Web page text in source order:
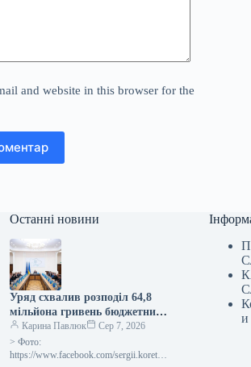
and website in this browser for the
Останні новини
Уряд схвалив розподіл 64,8
мільйона гривень бюджетних
коштів для відновлення та
ліквідації наслідків бойових
дій.
Карина Павлюк
Сер 7, 2026
> Фото:
https://www.facebook.com/sergii.koretsk
и